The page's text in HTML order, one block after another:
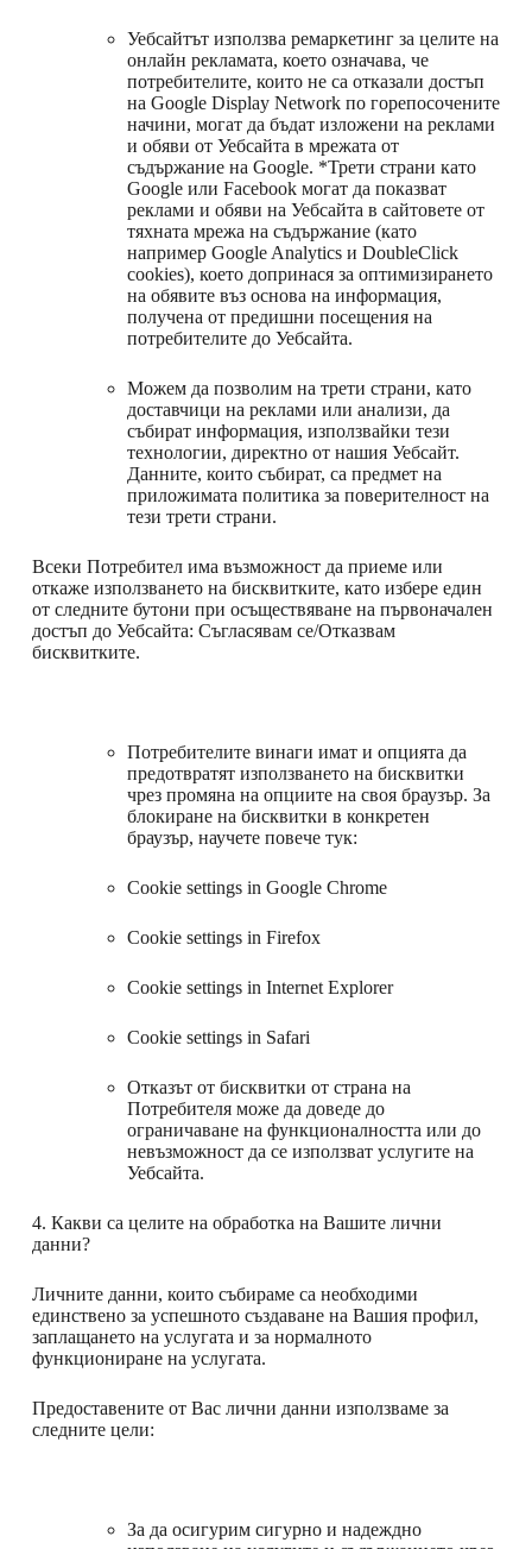
Уебсайтът използва ремаркетинг за целите на
онлайн рекламата, което означава, че
потребителите, които не са отказали достъп
на Google Display Network по горепосочените
начини, могат да бъдат изложени на реклами
и обяви от Уебсайта в мрежата от
съдържание на Google. *Трети страни като
Google или Facebook могат да показват
реклами и обяви на Уебсайта в сайтовете от
тяхната мрежа на съдържание (като
например Google Analytics и DoubleClick
cookies), което допринася за оптимизирането
на обявите въз основа на информация,
получена от предишни посещения на
потребителите до Уебсайта.
Можем да позволим на трети страни, като
доставчици на реклами или анализи, да
събират информация, използвайки тези
технологии, директно от нашия Уебсайт.
Данните, които събират, са предмет на
приложимата политика за поверителност на
тези трети страни.
Всеки Потребител има възможност да приеме или
откаже използването на бисквитките, като избере един
от следните бутони при осъществяване на първоначален
достъп до Уебсайта: Съгласявам се/Отказвам
бисквитките.
Потребителите винаги имат и опцията да
предотвратят използването на бисквитки
чрез промяна на опциите на своя браузър. За
блокиране на бисквитки в конкретен
браузър, научете повече тук:
Cookie settings in Google Chrome
Cookie settings in Firefox
Cookie settings in Internet Explorer
Cookie settings in Safari
Отказът от бисквитки от страна на
Потребителя може да доведе до
ограничаване на функционалността или до
невъзможност да се използват услугите на
Уебсайта.
4. Какви са целите на обработка на Вашите лични
данни?
Личните данни, които събираме са необходими
единствено за успешното създаване на Вашия профил,
заплащането на услугата и за нормалното
функциониране на услугата.
Предоставените от Вас лични данни използваме за
следните цели:
За да осигурим сигурно и надеждно